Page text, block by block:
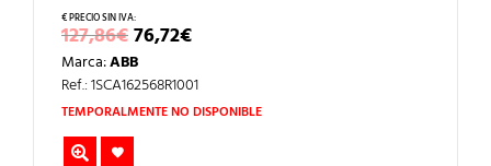
127,86€EL
PRECIO
ORIGINAL
ERA:
127,86€.
76,72€EL
PRECIO
ES:
76,72€.
Marca:ABB
Ref.: 1SCA162568R1001
TEMPORALMENTE NO DISPONIBLE